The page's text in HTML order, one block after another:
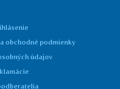
obchodné podmienky
údajov